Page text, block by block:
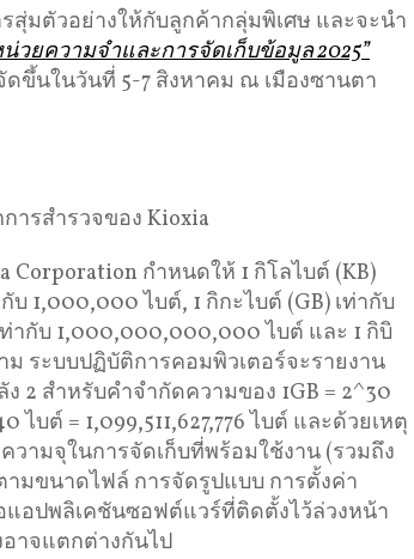
สุ่มตัวอย่างให้กับลูกค้ากลุ่มพิเศษ และจะนำ
วยความจำและการจัดเก็บข้อมูล 2025”
ดขึ้นในวันที่ 5-7 สิงหาคม ณ เมืองซานตา
ารสำรวจของ Kioxia
Corporation กำหนดให้ 1 กิโลไบต์ (KB)
บ 1,000,000 ไบต์, 1 กิกะไบต์ (GB) เท่ากับ
ากับ 1,000,000,000,000 ไบต์ และ 1 กิบิ
ม ระบบปฏิบัติการคอมพิวเตอร์จะรายงาน
2 สำหรับคำจำกัดความของ 1GB = 2^30
ไบต์ = 1,099,511,627,776 ไบต์ และด้วยเหตุ
ามจุในการจัดเก็บที่พร้อมใช้งาน (รวมถึง
มขนาดไฟล์ การจัดรูปแบบ การตั้งค่า
อปพลิเคชันซอฟต์แวร์ที่ติดตั้งไว้ล่วงหน้า
าจแตกต่างกันไป